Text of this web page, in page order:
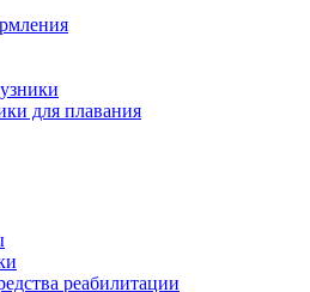
для плавания
реабилитации